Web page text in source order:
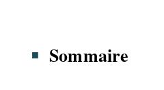
Sommaire